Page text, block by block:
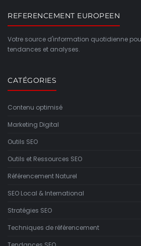
REFERENCEMENT EUROPEEN
Votre source d'information quotidienne
tendances et analyses.
CATÉGORIES
Contenu optimisé
Marketing Digital
Outils SEO
Outils et Ressources SEO
Référencement Naturel
SEO Local & International
Stratégies SEO
Techniques de référencement